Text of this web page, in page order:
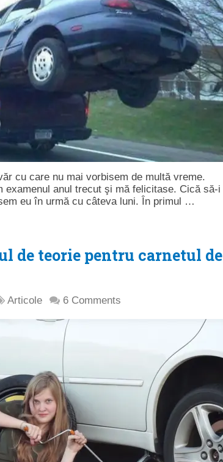
cu care nu mai vorbisem de multă vreme.
examenul anul trecut şi mă felicitase. Cică să-i
eu în urmă cu câteva luni. În primul …
de teorie pentru carnetul de
Articole 6 Comments